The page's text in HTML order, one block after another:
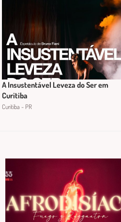
A Insustentável Leveza do Ser em
Curitiba
Curitiba - PR